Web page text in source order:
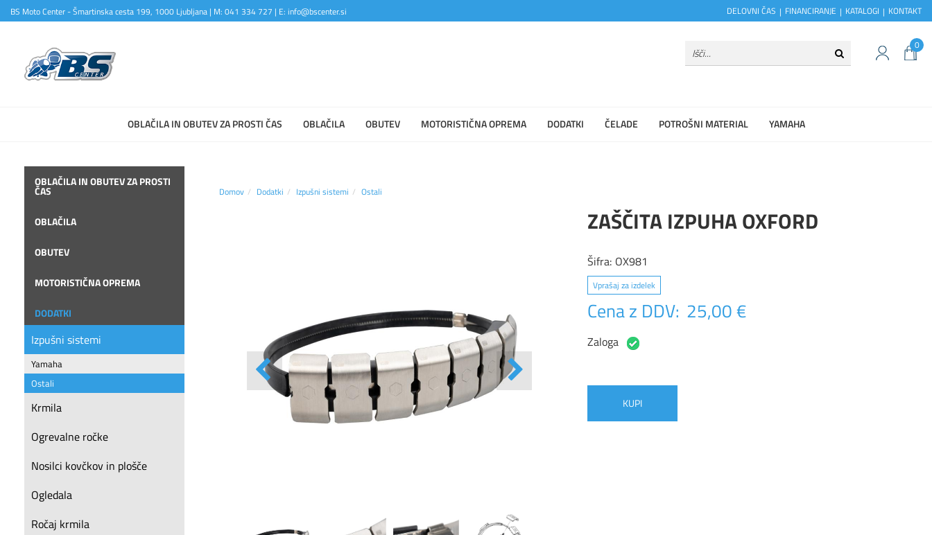
BS Moto Center - Šmartinska cesta 199, 1000 Ljubljana | M: 041 334 727 | E: info@bscenter.si DELOVNI ČAS FINANCIRANJE KATALOGI KONTAKT
0
OBLAČILA IN OBUTEV ZA PROSTI ČAS OBLAČILA OBUTEV MOTORISTIČNA OPREMA DODATKI ČELADE POTROŠNI MATERIAL YAMAHA
OBLAČILA IN OBUTEV ZA PROSTI
ČAS
OBLAČILA
OBUTEV
MOTORISTIČNA OPREMA
DODATKI
Izpušni sistemi
Yamaha
Ostali
Krmila
Ogrevalne ročke
Nosilci kovčkov in plošče
Ogledala
Ročaj krmila
Domov Dodatki Izpušni sistemi Ostali
ZAŠČITA IZPUHA OXFORD
Šifra: OX981
Vprašaj za izdelek
Cena z DDV: 25,00 €
Zaloga
KUPI